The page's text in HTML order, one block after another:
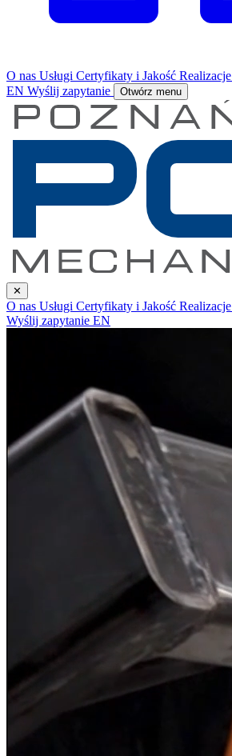
O nas Usługi Certyfikaty i Jakość Realizacje
EN Wyślij zapytanie Otwórz menu
✕
O nas Usługi Certyfikaty i Jakość Realizacje
Wyślij zapytanie EN